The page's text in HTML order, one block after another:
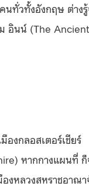
นทั่วทั้งอังกฤษ ต่าง
อินน์ (The
องกลอสเตอร์เชียร์
หากกางแผนที่
งหลวงสหราชอาณา